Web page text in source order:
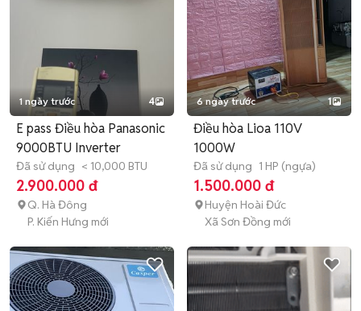
1 ngày trước 4
E pass Điều hòa Panasonic
9000BTU Inverter
Đã sử dụng < 10,000 BTU
2.900.000 đ
Q. Hà Đông
P. Kiến Hưng mới
6 ngày trước 1
Điều hòa Lioa 110V
1000W
Đã sử dụng 1 HP (ngựa)
1.500.000 đ
Huyện Hoài Đức
Xã Sơn Đồng mới